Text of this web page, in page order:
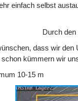
einfach selbst
Durch
dass wir
schon kümmern wir
10-15 m